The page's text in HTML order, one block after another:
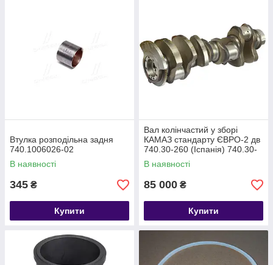
Втулка розподільна задня
740.1006026-02
В наявності
345 ₴
Купити
Вал колінчастий у зборі
КАМАЗ стандарту ЄВРО-2 дв
740.30-260 (Іспанія) 740.30-
1005008
В наявності
85 000 ₴
Купити